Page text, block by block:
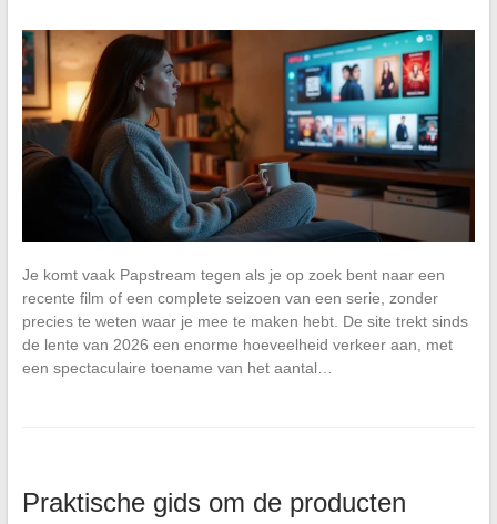
Je komt vaak Papstream tegen als je op zoek bent naar een
recente film of een complete seizoen van een serie, zonder
precies te weten waar je mee te maken hebt. De site trekt sinds
de lente van 2026 een enorme hoeveelheid verkeer aan, met
een spectaculaire toename van het aantal…
Praktische gids om de producten